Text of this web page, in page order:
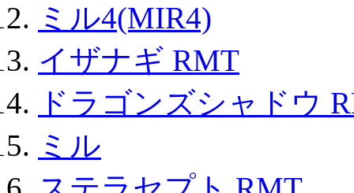
ミル4(MIR4)
イザナギ RMT
ドラゴンズシャドウ
ミル